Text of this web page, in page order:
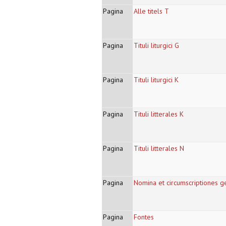
Pagina
Alle titels T
Pagina
Tituli liturgici G
Pagina
Tituli liturgici K
Pagina
Tituli litterales K
Pagina
Tituli litterales N
Pagina
Nomina et circumscriptiones
Pagina
Fontes